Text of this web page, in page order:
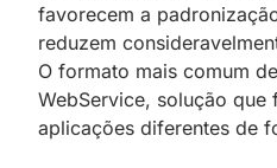
favorecem a
reduzem
O formato mais comum
WebService, solução que
aplicações diferentes de